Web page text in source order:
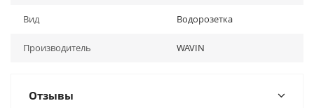
Вид Водорозетка
Производитель WAVIN
Отзывы